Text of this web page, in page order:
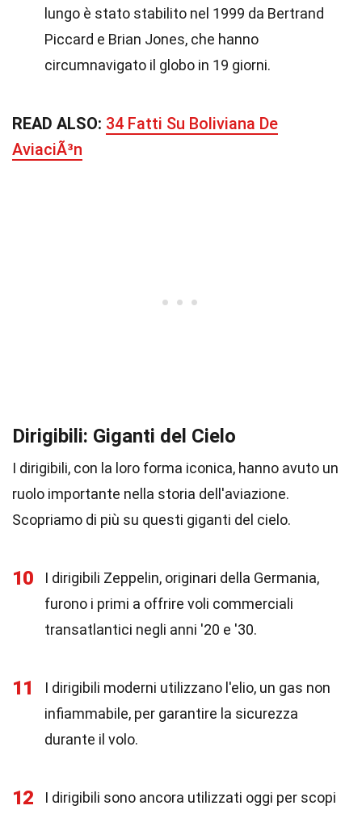
lungo è stato stabilito nel 1999 da Bertrand
Piccard e Brian Jones, che hanno
circumnavigato il globo in 19 giorni.
READ ALSO: 34 Fatti Su Boliviana De
AviaciÃ³n
Dirigibili: Giganti del Cielo
I dirigibili, con la loro forma iconica, hanno avuto un
ruolo importante nella storia dell'aviazione.
Scopriamo di più su questi giganti del cielo.
10
I dirigibili Zeppelin, originari della Germania,
furono i primi a offrire voli commerciali
transatlantici negli anni '20 e '30.
11
I dirigibili moderni utilizzano l'elio, un gas non
infiammabile, per garantire la sicurezza
durante il volo.
12
I dirigibili sono ancora utilizzati oggi per scopi